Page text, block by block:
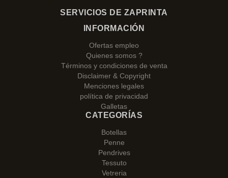
SERVICIOS DE ZAPRINTA
INFORMACIÓN
Ofertas empleo
Quienes somos ?
Términos y condiciones de venta
Disclaimer & Copyright
Menciones legales
política de privacidad
Galletas
CATEGORÍAS
Botellas
Penne
Pendrives
Tessuto
Vetreria